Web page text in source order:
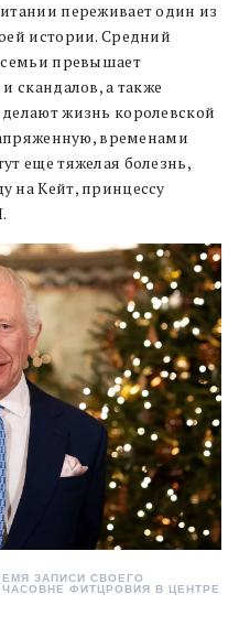
переживает один из
истории. Средний
семьи превышает
скандалов, а также
жизнь королевской
временами
еще тяжелая болезнь,
на Кейт, принцессу
ЗАПИСИ СВОЕГО
ФИТЦРОВИЯ В ЦЕНТРЕ